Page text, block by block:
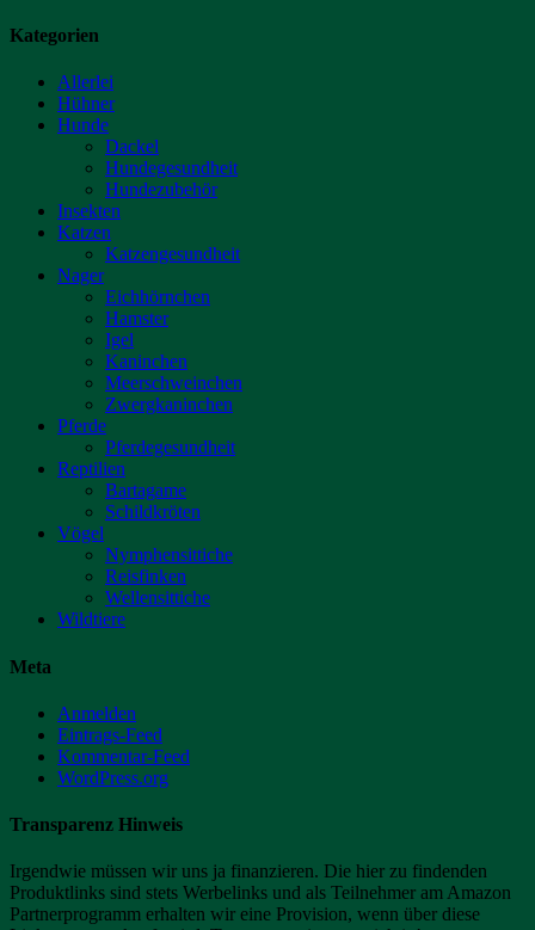
Kategorien
Allerlei
Hühner
Hunde
Dackel
Hundegesundheit
Hundezubehör
Insekten
Katzen
Katzengesundheit
Nager
Eichhörnchen
Hamster
Igel
Kaninchen
Meerschweinchen
Zwergkaninchen
Pferde
Pferdegesundheit
Reptilien
Bartagame
Schildkröten
Vögel
Nymphensittiche
Reisfinken
Wellensittiche
Wildtiere
Meta
Anmelden
Eintrags-Feed
Kommentar-Feed
WordPress.org
Transparenz Hinweis
Irgendwie müssen wir uns ja finanzieren. Die hier zu findenden
Produktlinks sind stets Werbelinks und als Teilnehmer am Amazon
Partnerprogramm erhalten wir eine Provision, wenn über diese